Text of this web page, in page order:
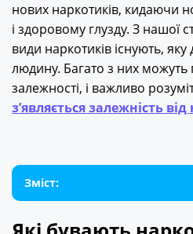
нових наркотиків, кидаючи
і здоровому глузду. З нашої
види наркотиків існують,
людину. Багато з них можуть
залежності, і важливо
з’являється залежність
Зміст: